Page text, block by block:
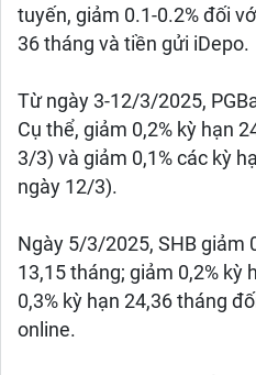
tuyến, giảm 0.1-0.2% đối
36 tháng và tiền gửi iDepo.
Từ ngày 3-12/3/2025,
Cụ thể, giảm 0,2% kỳ hạn
3/3) và giảm 0,1% các kỳ
ngày 12/3).
Ngày 5/3/2025, SHB giảm
13,15 tháng; giảm 0,2% kỳ
0,3% kỳ hạn 24,36 tháng
online.